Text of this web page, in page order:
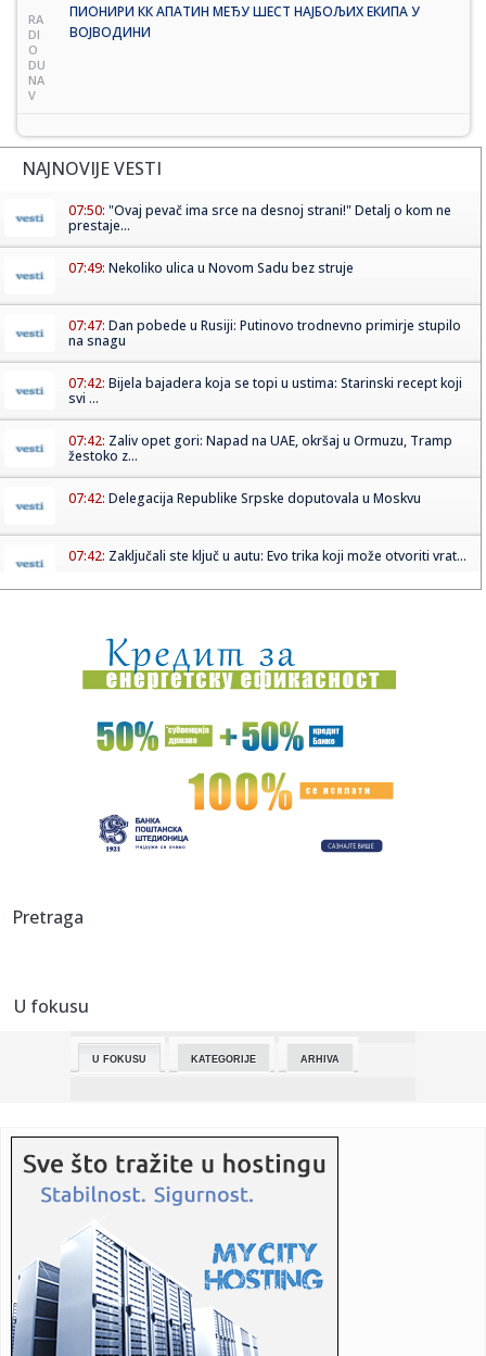
RA
DI
O
DU
NA
V
ПИОНИРИ КК АПАТИН МЕЂУ ШЕСТ НАЈБОЉИХ ЕКИПА У
ВОЈВОДИНИ
NAJNOVIJE VESTI
07:50: "Ovaj pevač ima srce na desnoj strani!" Detalj o kom ne
prestaje...
07:49: Nekoliko ulica u Novom Sadu bez struje
07:47: Dan pobede u Rusiji: Putinovo trodnevno primirje stupilo
na snagu
07:42: Bijela bajadera koja se topi u ustima: Starinski recept koji
svi ...
07:42: Zaliv opet gori: Napad na UAE, okršaj u Ormuzu, Tramp
žestoko z...
07:42: Delegacija Republike Srpske doputovala u Moskvu
07:42: Zaključali ste ključ u autu: Evo trika koji može otvoriti vrat...
07:41:Bahrein i SAD predložili rezoluciju SB UN o bezbednosti
Ormuskog...
07:37:Zašto pravoslavci mogu da se razvedu, a katolici ne? Velika
razl...
Vreme u Novom Sadu: Sledi naoblačenje
07:33:Oko 1.500 brodova zarobljeno u Persijskom zalivu! Oglasili
o...
07:27:
07:25:
Industrijska proizvodnja u BiH pada već 14 kvartala
07:21:UKRAJINSKA KRIZA Prvi dan trodnevnog primirja; Zelenski:
Treba ce...
07:21:Nema zadržavanja vozila ni na putničkim ni na teretnim
terminal...
07:21:SZO: Nema pandemije hantavirusa, čovek ga drugima
prenosi samo "...
Pretraga
U fokusu
U FOKUSU KATEGORIJE ARHIVA